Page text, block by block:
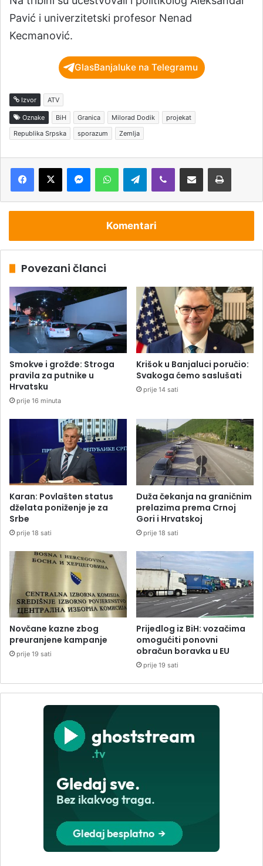
Pavić i univerzitetski profesor Nenad
Kecmanović.
GlasBanjaluke na Telegramu
Izvor ATV
Oznake BiH Granica Milorad Dodik
projekat
Republika Srpska
sporazum Zemlja
Telegram
Komentari
Povezani članci
Smokve i grožđe: Stroga
pravila za putnike u
Hrvatsku
prije 16 minuta
Krišok u Banjaluci poručio:
Svakoga ćemo saslušati
prije 14 sati
Karan: Povlašten status
dželata poniženje je za
Srbe
prije 18 sati
Duža čekanja na graničnim
prelazima prema Crnoj
Gori i Hrvatskoj
prije 18 sati
Novčane kazne zbog
preuranjene kampanje
prije 19 sati
Prijedlog iz BiH: vozačima
omogućiti ponovni
obračun boravka u EU
prije 19 sati